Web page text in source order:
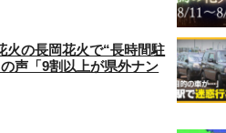
火の長岡花火で“長時間駐
声「9割以上が県外ナン